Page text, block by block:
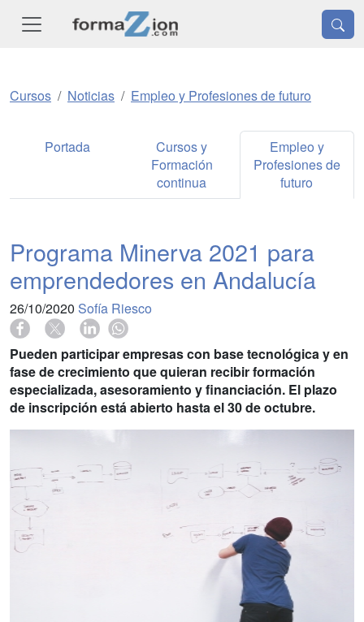
Cursos Noticias Empleo y Profesiones de futuro
Portada
Cursos y
Formación
continua
Empleo y
Profesiones de
futuro
Programa Minerva 2021 para
emprendedores en Andalucía
26/10/2020 Sofía Riesco
Pueden participar empresas con base tecnológica y en
fase de crecimiento que quieran recibir formación
especializada, asesoramiento y financiación. El plazo
de inscripción está abierto hasta el 30 de octubre.